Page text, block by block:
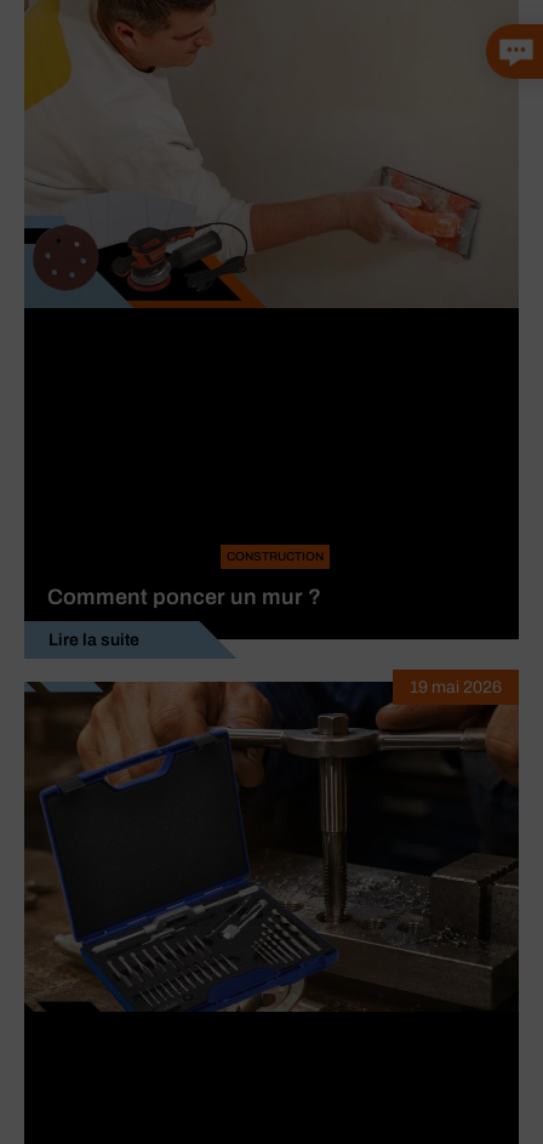
CONSTRUCTION
Comment poncer un mur ?
Lire la suite
19 mai 2026